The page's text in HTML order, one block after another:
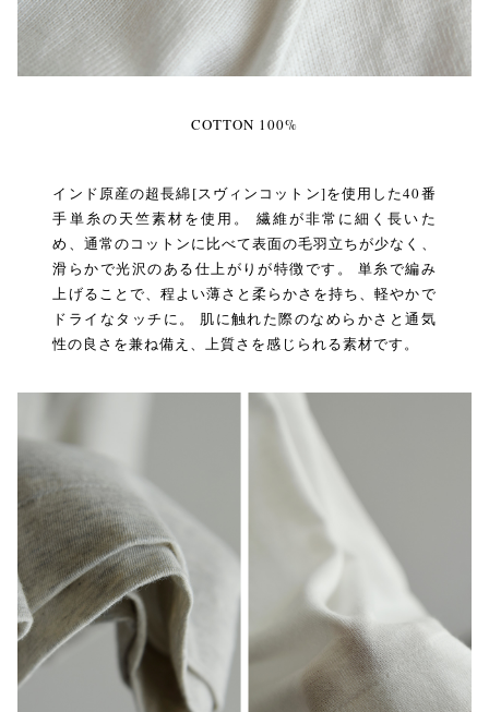
COTTON 100%
インド原産の超長綿[スヴィンコットン]を使用した40番
手単糸の天竺素材を使用。 繊維が非常に細く長いた
め、通常のコットンに比べて表面の毛羽立ちが少なく、
滑らかで光沢のある仕上がりが特徴です。 単糸で編み
上げることで、程よい薄さと柔らかさを持ち、軽やかで
ドライなタッチに。 肌に触れた際のなめらかさと通気
性の良さを兼ね備え、上質さを感じられる素材です。